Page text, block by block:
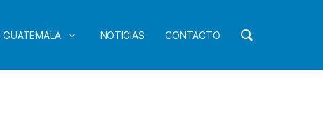
GUATEMALA NOTICIAS CONTACTO